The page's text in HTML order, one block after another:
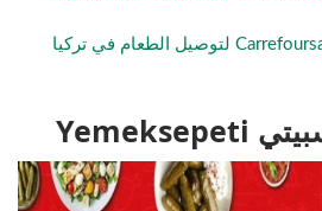
رابط تحميل تطبيق Carrefoursa لتوصيل الطعام في تركيا